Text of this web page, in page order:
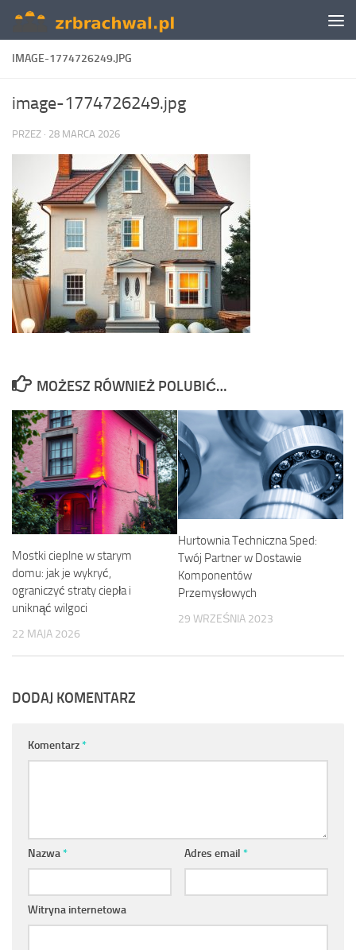
Skip to content
IMAGE-1774726249.JPG
image-1774726249.jpg
PRZEZ · 28 MARCA 2026
MOŻESZ RÓWNIEŻ POLUBIĆ…
Mostki cieplne w starym
domu: jak je wykryć,
ograniczyć straty ciepła i
uniknąć wilgoci
22 MAJA 2026
Hurtownia Techniczna Sped:
Twój Partner w Dostawie
Komponentów
Przemysłowych
29 WRZEŚNIA 2023
DODAJ KOMENTARZ
Komentarz*
Nazwa* Adres email *
Witryna internetowa